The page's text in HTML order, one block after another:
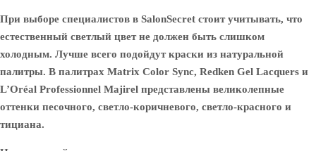
При выборе специалистов в SalonSecret стоит учитывать, что
естественный светлый цвет не должен быть слишком
холодным. Лучше всего подойдут краски из натуральной
палитры. В палитрах Matrix Color Sync, Redken Gel Lacquers и
L’Oréal Professionnel Majirel представлены великолепные
оттенки песочного, светло-коричневого, светло-красного и
тициана.